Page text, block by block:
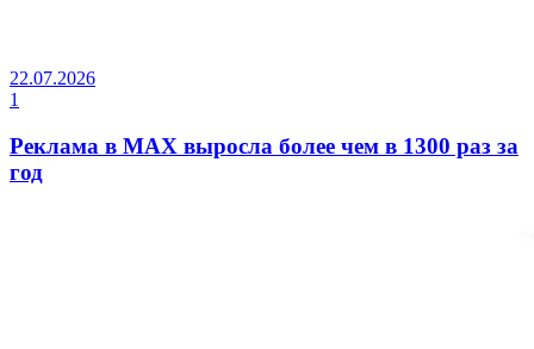
22.07.2026
1
Реклама в MAX выросла более чем в 1300 раз за
год